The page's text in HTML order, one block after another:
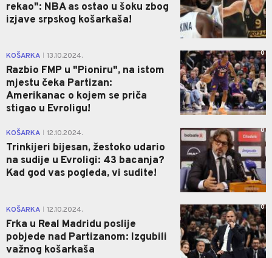
rekao": NBA as ostao u šoku zbog
izjave srpskog košarkaša!
KOŠARKA 13.10.2024.
Razbio FMP u "Pioniru", na istom
mjestu čeka Partizan:
Amerikanac o kojem se priča
stigao u Evroligu!
0
KOŠARKA 12.10.2024.
Trinkijeri bijesan, žestoko udario
na sudije u Evroligi: 43 bacanja?
Kad god vas pogleda, vi sudite!
0
KOŠARKA 12.10.2024.
Frka u Real Madridu poslije
pobjede nad Partizanom: Izgubili
važnog košarkaša
0